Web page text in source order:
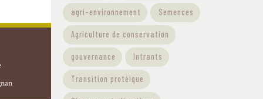
agri-environnement Semences
Agriculture de conservation
gouvernance Intrants
Transition protéique